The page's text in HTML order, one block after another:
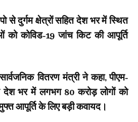
से दुर्गम क्षेत्रों सहित देश भर में स्थित
को कोविड-19 जांच किट की आपूर्ति
वितरण मंत्री ने कहा, पीएम-
देश भर में लगभग 80 करोड़ लोगों को
आपूर्ति के लिए बड़ी कवायद।